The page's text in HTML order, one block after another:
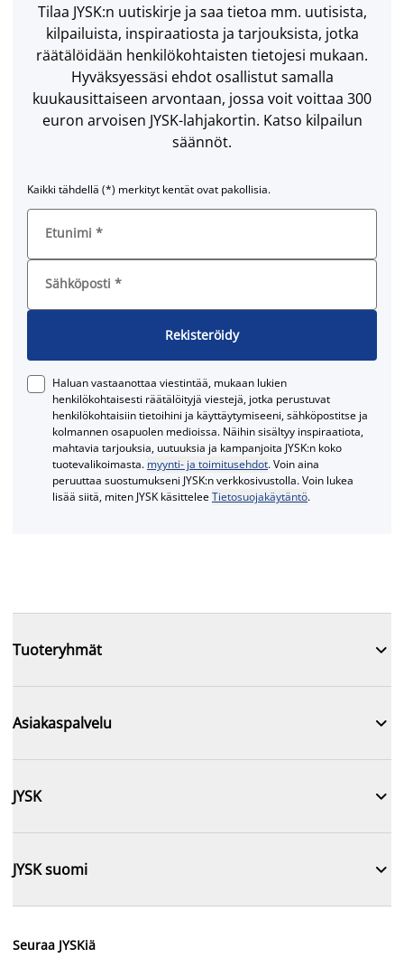
Tilaa JYSK:n uutiskirje ja saa tietoa mm. uutisista,
kilpailuista, inspiraatiosta ja tarjouksista, jotka
räätälöidään henkilökohtaisten tietojesi mukaan.
Hyväksyessäsi ehdot osallistut samalla
kuukausittaiseen arvontaan, jossa voit voittaa 300
euron arvoisen JYSK-lahjakortin. Katso kilpailun
säännöt.
Kaikki tähdellä (*) merkityt kentät ovat pakollisia.
Etunimi *
Sähköposti *
Rekisteröidy
Haluan vastaanottaa viestintää, mukaan lukien
henkilökohtaisesti räätälöityjä viestejä, jotka perustuvat
henkilökohtaisiin tietoihini ja käyttäytymiseeni, sähköpostitse ja
kolmannen osapuolen medioissa. Näihin sisältyy inspiraatiota,
mahtavia tarjouksia, uutuuksia ja kampanjoita JYSK:n koko
tuotevalikoimasta. myynti- ja toimitusehdot. Voin aina
peruuttaa suostumukseni JYSK:n verkkosivustolla. Voin lukea
lisää siitä, miten JYSK käsitteleeTietosuojakäytäntö.
Tuoteryhmät 
Asiakaspalvelu 
JYSK 
JYSK suomi 
Seuraa JYSKiä